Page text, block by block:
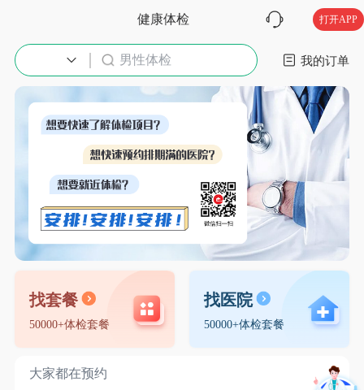
健康体检 打开APP
男性体检 入职体检 我的订单
找套餐
50000+体检套餐
找医院
50000+体检套餐
大家都在预约